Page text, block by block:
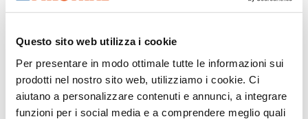
Questo sito web utilizza i cookie
Per presentare in modo ottimale tutte le informazioni sui
prodotti nel nostro sito web, utilizziamo i cookie. Ci
aiutano a personalizzare contenuti e annunci, a integrare
funzioni per i social media e a comprendere meglio quali
FIN-Window Step-line C 90+8
alluminio-PVC
Scaricare scheda tecnica di prodotto
Richiedere voci di capitolato